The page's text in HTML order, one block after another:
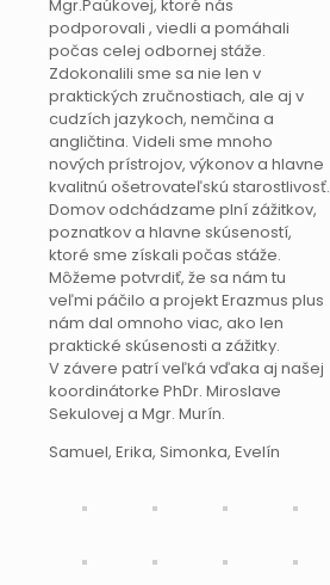
Mgr.Paúkovej, ktoré nás
podporovali , viedli a pomáhali
počas celej odbornej stáže.
Zdokonalili sme sa nie len v
praktických zručnostiach, ale aj v
cudzích jazykoch, nemčina a
angličtina. Videli sme mnoho
nových prístrojov, výkonov a hlavne
kvalitnú ošetrovateľskú starostlivosť.
Domov odchádzame plní zážitkov,
poznatkov a hlavne skúseností,
ktoré sme získali počas stáže.
Môžeme potvrdiť, že sa nám tu
veľmi páčilo a projekt Erazmus plus
nám dal omnoho viac, ako len
praktické skúsenosti a zážitky.
V závere patrí veľká vďaka aj našej
koordinátorke PhDr. Miroslave
Sekulovej a Mgr. Murín.
Samuel, Erika, Simonka, Evelín